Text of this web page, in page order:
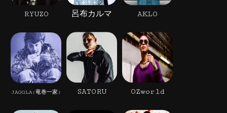
RYUZO 呂布カルマ AKLO
JAGGLA(竜巻一家) SATORU OZworld